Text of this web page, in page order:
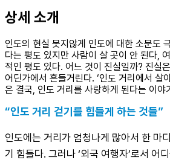
상세 소개
인도의 현실 못지않게 인도에 대한 소문도
다는 평도 있지만 사람이 살 곳이 안 된다,
적인 평도 있다. 어느 것이 진실일까? 진실
어딘가에서 흔들거린다. ‘인도 거리에서 살
은 결국, 인도 거리를 사랑하게 된다는 이야
“인도 거리 걷기를 힘들게 하는 것들”
인도에는 거리가 엄청나게 많아서 한 마
기 힘들다. 그러나 ‘외국 여행자’로서 어